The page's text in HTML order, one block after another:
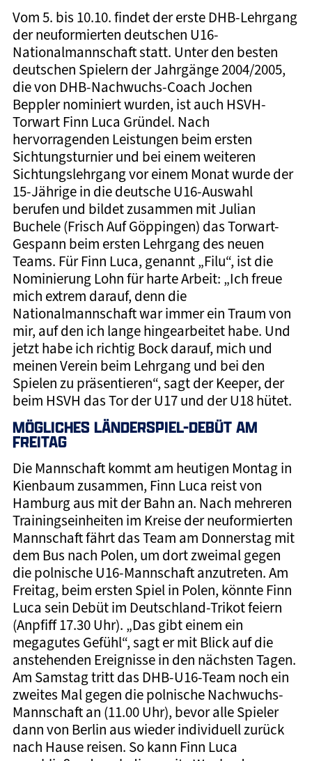
Vom 5. bis 10.10. findet der erste DHB-Lehrgang
der neuformierten deutschen U16-
Nationalmannschaft statt. Unter den besten
deutschen Spielern der Jahrgänge 2004/2005,
die von DHB-Nachwuchs-Coach Jochen
Beppler nominiert wurden, ist auch HSVH-
Torwart Finn Luca Gründel. Nach
hervorragenden Leistungen beim ersten
Sichtungsturnier und bei einem weiteren
Sichtungslehrgang vor einem Monat wurde der
15-Jährige in die deutsche U16-Auswahl
berufen und bildet zusammen mit Julian
Buchele (Frisch Auf Göppingen) das Torwart-
Gespann beim ersten Lehrgang des neuen
Teams. Für Finn Luca, genannt „Filu“, ist die
Nominierung Lohn für harte Arbeit: „Ich freue
mich extrem darauf, denn die
Nationalmannschaft war immer ein Traum von
mir, auf den ich lange hingearbeitet habe. Und
jetzt habe ich richtig Bock darauf, mich und
meinen Verein beim Lehrgang und bei den
Spielen zu präsentieren“, sagt der Keeper, der
beim HSVH das Tor der U17 und der U18 hütet.
MÖGLICHES LÄNDERSPIEL-DEBÜT AM
FREITAG
Die Mannschaft kommt am heutigen Montag in
Kienbaum zusammen, Finn Luca reist von
Hamburg aus mit der Bahn an. Nach mehreren
Trainingseinheiten im Kreise der neuformierten
Mannschaft fährt das Team am Donnerstag mit
dem Bus nach Polen, um dort zweimal gegen
die polnische U16-Mannschaft anzutreten. Am
Freitag, beim ersten Spiel in Polen, könnte Finn
Luca sein Debüt im Deutschland-Trikot feiern
(Anpfiff 17.30 Uhr). „Das gibt einem ein
megagutes Gefühl“, sagt er mit Blick auf die
anstehenden Ereignisse in den nächsten Tagen.
Am Samstag tritt das DHB-U16-Team noch ein
zweites Mal gegen die polnische Nachwuchs-
Mannschaft an (11.00 Uhr), bevor alle Spieler
dann von Berlin aus wieder individuell zurück
nach Hause reisen. So kann Finn Luca